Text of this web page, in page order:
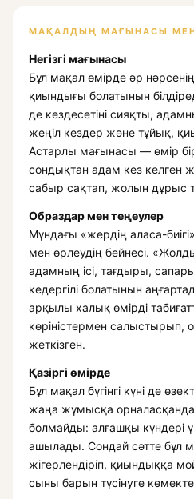
МАҚАЛДЫҢ МАҒЫНАСЫ МЕН
Негізгі мағынасы
Бұл мақал өмірде әр
қиындығы болатынын
де кездесетіні сияқты,
жеңіл кездер және тұйық,
Астарлы мағынасы — өмір
сондықтан адам кез келген
сабыр сақтап, жолын дұрыс
Образдар мен теңеулер
Мұндағы «жердің аласа-
мен өрлеудің бейнесі.
адамның ісі, тағдыры,
кедергілі болатынын
арқылы халық өмірді
көріністермен салыстырып,
жеткізген.
Қазіргі өмірде
Бұл мақал бүгінгі күні де
жаңа жұмысқа орналасқанда
болмайды: алғашқы күндері
ашылады. Сондай сәтте бұл
жігерлендіріп, қиындыққа
сыны барын түсінуге